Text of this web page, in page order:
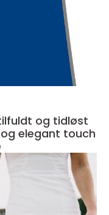
og tidløst
elegant touch